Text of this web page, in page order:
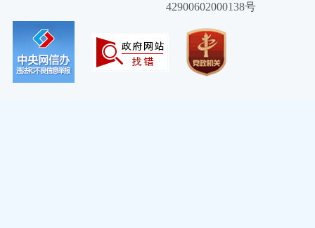
42900602000138号